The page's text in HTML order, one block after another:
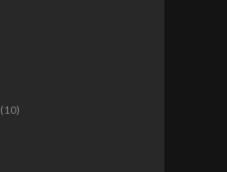
(10)